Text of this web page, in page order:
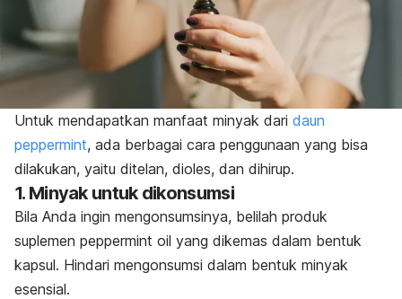
Untuk mendapatkan manfaat minyak dari daun
peppermint, ada berbagai cara penggunaan yang bisa
dilakukan, yaitu ditelan, dioles, dan dihirup.
1. Minyak untuk dikonsumsi
Bila Anda ingin mengonsumsinya, belilah produk
suplemen peppermint oil yang dikemas dalam bentuk
kapsul. Hindari mengonsumsi dalam bentuk minyak
esensial.